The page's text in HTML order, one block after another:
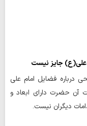
علی(ع) جایز نیست
درباره فضایل امام علی
آن حضرت دارای ابعاد و
دیگران نیست.